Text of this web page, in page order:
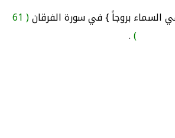
السماء بروجاً } في سورة الفرقان ( 61
)
.